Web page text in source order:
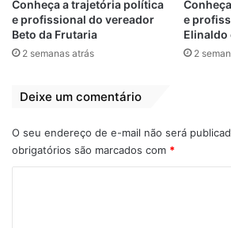
Cultura e Turismo,
relevância da ação para o
de nossa cidade. A
Sistema Municipal de
melhor suporte aos
iniciativas culturais.
Conheça a trajetória política
e profissional do vereador
Beto da Frutaria
2 semanas atrás
e
Elinaldo
2
Deixe um comentário
O seu endereço de e-mail não será
obrigatórios são marcados com *